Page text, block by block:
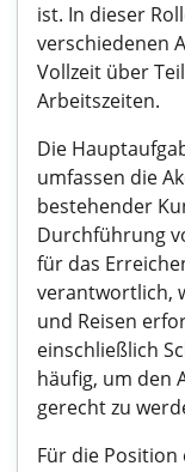
ist. In dieser
verschiedenen
Vollzeit über
Arbeitszeiten.
Die
umfassen die
bestehender
Durchführung
für das
verantwortlich,
und Reisen
einschließlich
häufig, um den
gerecht zu
Für die